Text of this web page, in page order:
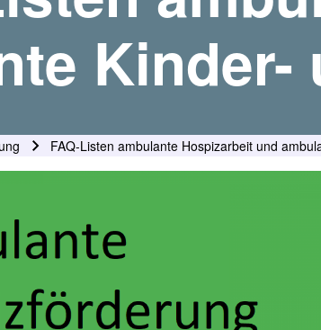
FAQ-Listen ambulante Hospizarbeit und